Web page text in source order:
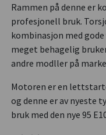
Rammen på denne er
profesjonell bruk.
kombinasjon med
meget behagelig
andre modller på
Motoren er en
og denne er av nyeste
bruk med den nye 95